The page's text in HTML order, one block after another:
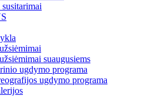
suaugusiems
ugdymo programa
ugdymo programa